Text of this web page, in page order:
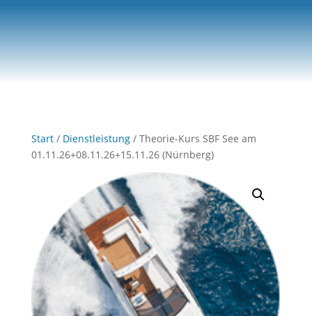
0-Artikel
Start/ Dienstleistung/ Theorie-Kurs SBF See am
01.11.26+08.11.26+15.11.26 (Nürnberg)